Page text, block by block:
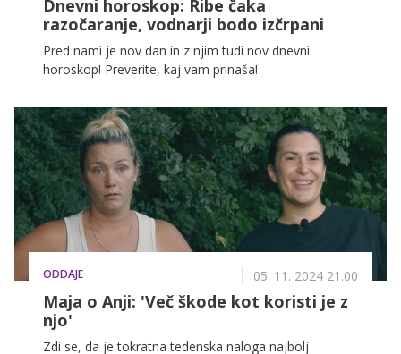
Dnevni horoskop: Ribe čaka
razočaranje, vodnarji bodo izčrpani
Pred nami je nov dan in z njim tudi nov dnevni
horoskop! Preverite, kaj vam prinaša!
ODDAJE 05. 11. 2024 21.00
Maja o Anji: 'Več škode kot koristi je z
njo'
Zdi se, da je tokratna tedenska naloga najbolj